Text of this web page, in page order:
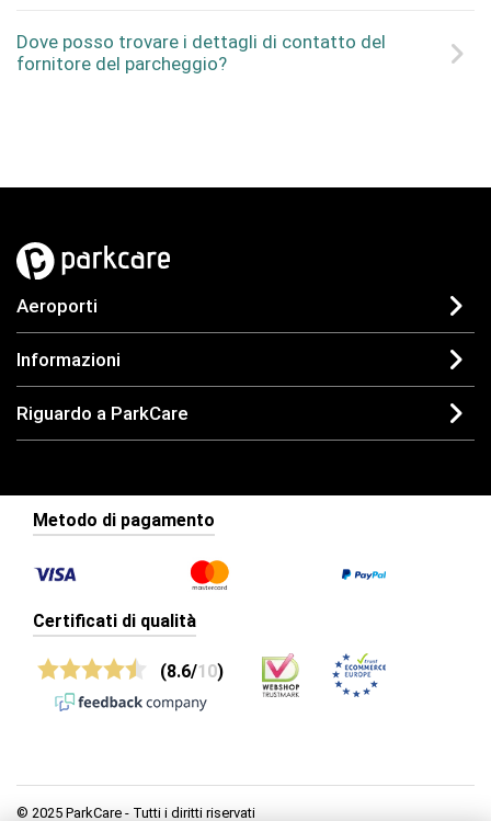
Dove posso trovare i dettagli di contatto del
fornitore del parcheggio?
Aeroporti
Informazioni
Riguardo a ParkCare
Metodo di pagamento
Certificati di qualità
(8.6/10)
© 2025 ParkCare - Tutti i diritti riservati